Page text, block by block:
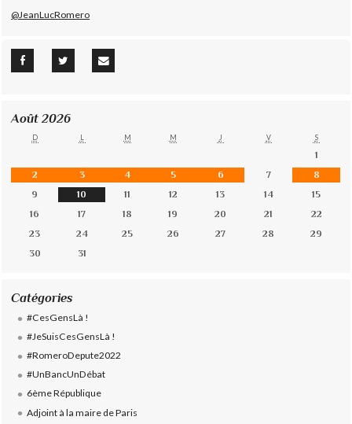
@JeanLucRomero
Août 2026
D L M M J V S
1
2
3 4 5 6 7
8
9
10 11 12 13 14
15
16
17 18 19 20 21
22
23
24 25 26 27 28
29
30
31
Catégories
#CesGensLà !
#JeSuisCesGensLà !
#RomeroDepute2022
#UnBancUnDébat
6ème République
Adjoint à la maire de Paris